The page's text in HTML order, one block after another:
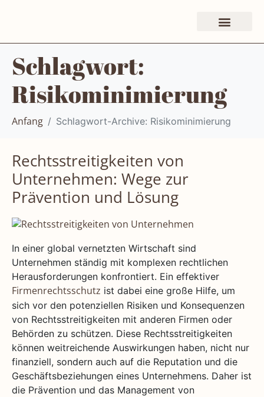
Schlagwort:
Risikominimierung
Anfang Schlagwort-Archive: Risikominimierung
Rechtsstreitigkeiten von
Unternehmen: Wege zur
Prävention und Lösung
In einer global vernetzten Wirtschaft sind
Unternehmen ständig mit komplexen rechtlichen
Herausforderungen konfrontiert. Ein effektiver
Firmenrechtsschutz ist dabei eine große Hilfe, um
sich vor den potenziellen Risiken und Konsequenzen
von Rechtsstreitigkeiten mit anderen Firmen oder
Behörden zu schützen. Diese Rechtsstreitigkeiten
können weitreichende Auswirkungen haben, nicht nur
finanziell, sondern auch auf die Reputation und die
Geschäftsbeziehungen eines Unternehmens. Daher ist
die Prävention und das Management von